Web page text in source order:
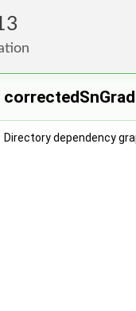
Foundation
Directory dependency